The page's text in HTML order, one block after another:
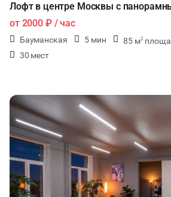
Лофт в центре Москвы с
от 2000 ₽/ час
Бауманская 5 мин 85 м2
30 мест